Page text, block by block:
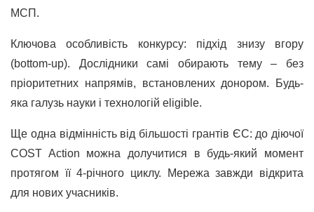
МСП.
Ключова особливість конкурсу: підхід знизу вгору
(bottom-up). Дослідники самі обирають тему – без
пріоритетних напрямів, встановлених донором. Будь-
яка галузь науки і технологій eligible.
Ще одна відмінність від більшості грантів ЄС: до діючої
COST Action можна долучитися в будь-який момент
протягом її 4-річного циклу. Мережа завжди відкрита
для нових учасників.